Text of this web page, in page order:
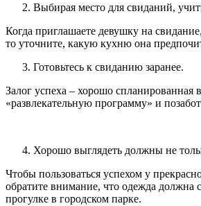
Выбирая место для свиданий,
Когда приглашаете девушку на
то уточните, какую кухню она
Готовьтесь к свиданию заранее.
Залог успеха – хорошо спланированная
«развлекательную программу» и
Хорошо выглядеть должны не
Чтобы пользоваться успехом у
обратите внимание, что одежда должна
прогулке в городском парке.